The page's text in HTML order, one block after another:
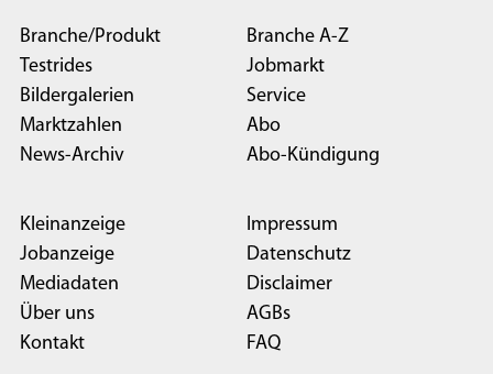
Branche/Produkt
Testrides
Bildergalerien
Marktzahlen
News-Archiv
Branche A-Z
Jobmarkt
Service
Abo
Abo-Kündigung
Kleinanzeige
Jobanzeige
Mediadaten
Über uns
Kontakt
Impressum
Datenschutz
Disclaimer
AGBs
FAQ